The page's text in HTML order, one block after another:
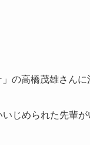
の高橋茂雄さんに
じめられた先輩